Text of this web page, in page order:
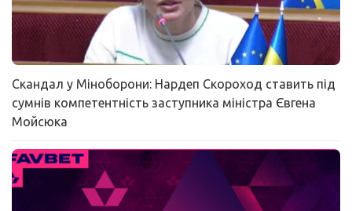
Скандал у Міноборони: Нардеп Скороход ставить під
сумнів компетентність заступника міністра Євгена
Мойсюка